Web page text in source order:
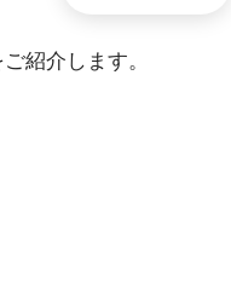
ご紹介します。